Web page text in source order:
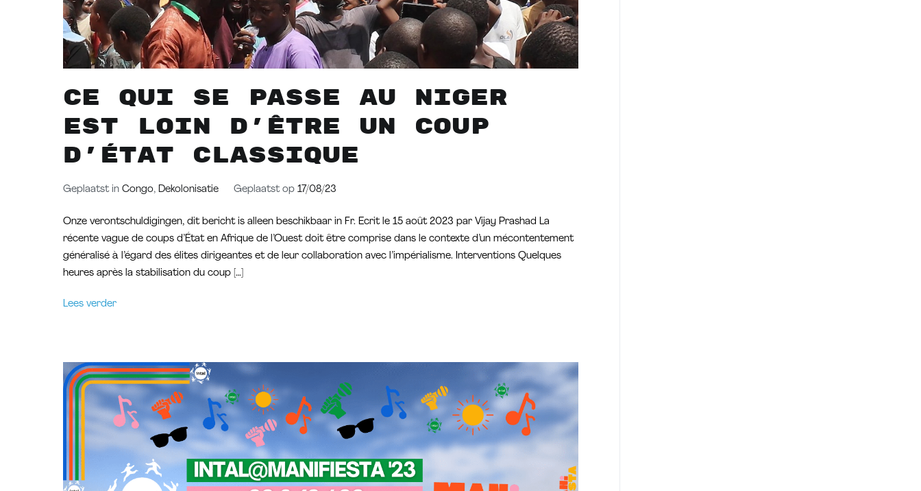
Ce qui se passe au Niger
est loin d’être un coup
d’État classique
Geplaatst in Congo, Dekolonisatie Geplaatst op 17/08/23
Onze verontschuldigingen, dit bericht is alleen beschikbaar in Fr. Ecrit le 15 août 2023 par Vijay Prashad La
récente vague de coups d’État en Afrique de l’Ouest doit être comprise dans le contexte d’un mécontentement
généralisé à l’égard des élites dirigeantes et de leur collaboration avec l’impérialisme. Interventions Quelques
heures après la stabilisation du coup […]
Lees verder